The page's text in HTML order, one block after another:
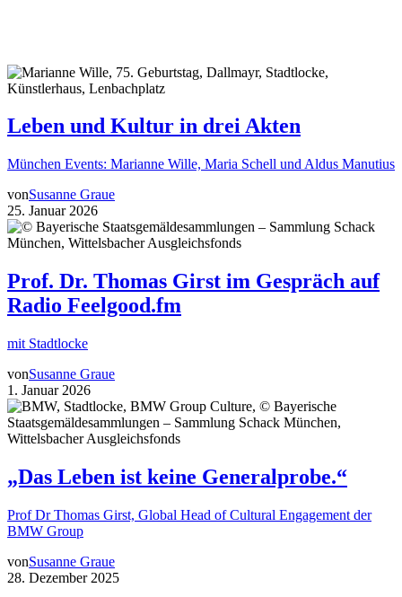
Leben und Kultur in drei Akten
München Events: Marianne Wille, Maria Schell und Aldus Manutius
vonSusanne Graue
25. Januar 2026
Prof. Dr. Thomas Girst im Gespräch auf
Radio Feelgood.fm
mit Stadtlocke
vonSusanne Graue
1. Januar 2026
„Das Leben ist keine Generalprobe.“
Prof Dr Thomas Girst, Global Head of Cultural Engagement der
BMW Group
vonSusanne Graue
28. Dezember 2025